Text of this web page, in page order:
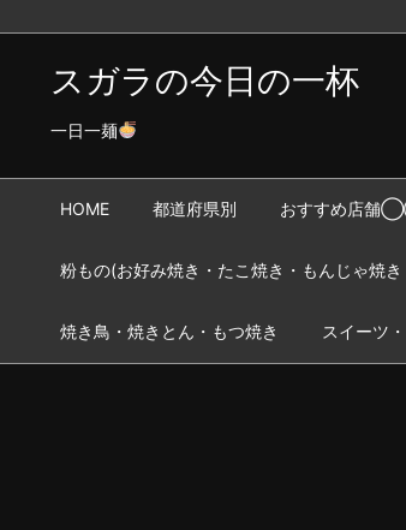
スガラの今日の一杯
一日一麺
HOME 都道府県別 おすすめ店舗
粉もの(お好み焼き・たこ焼き・もんじゃ焼き
焼き鳥・焼きとん・もつ焼き スイーツ